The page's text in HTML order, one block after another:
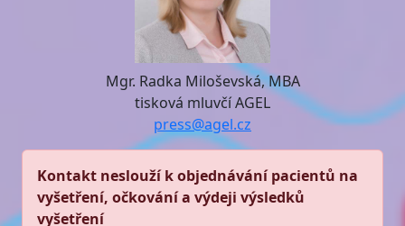
Mgr. Radka Miloševská, MBA
tisková mluvčí AGEL
press@agel.cz
Kontakt neslouží k objednávání pacientů na
vyšetření, očkování a výdeji výsledků
vyšetření